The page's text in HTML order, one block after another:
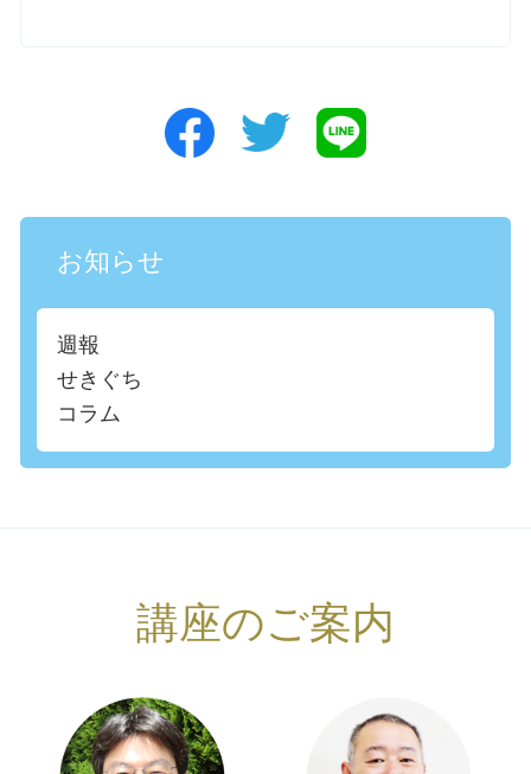
お知らせ
週報
せきぐち
コラム
講座のご案内